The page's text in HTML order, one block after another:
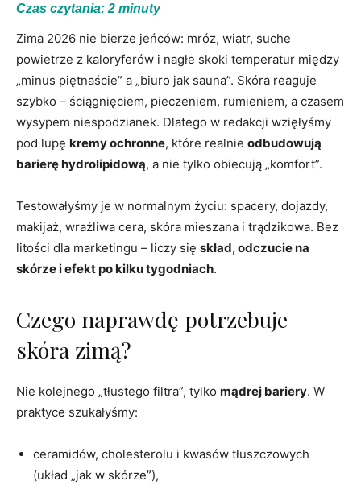
Czas czytania: 2 minuty
Zima 2026 nie bierze jeńców: mróz, wiatr, suche
powietrze z kaloryferów i nagłe skoki temperatur między
„minus piętnaście” a „biuro jak sauna”. Skóra reaguje
szybko – ściągnięciem, pieczeniem, rumieniem, a czasem
wysypem niespodzianek. Dlatego w redakcji wzięłyśmy
pod lupę kremy ochronne, które realnie odbudowują
barierę hydrolipidową, a nie tylko obiecują „komfort”.
Testowałyśmy je w normalnym życiu: spacery, dojazdy,
makijaż, wrażliwa cera, skóra mieszana i trądzikowa. Bez
litości dla marketingu – liczy się skład, odczucie na
skórze i efekt po kilku tygodniach.
Czego naprawdę potrzebuje
skóra zimą?
Nie kolejnego „tłustego filtra”, tylko mądrej bariery. W
praktyce szukałyśmy:
ceramidów, cholesterolu i kwasów tłuszczowych
(układ „jak w skórze”),